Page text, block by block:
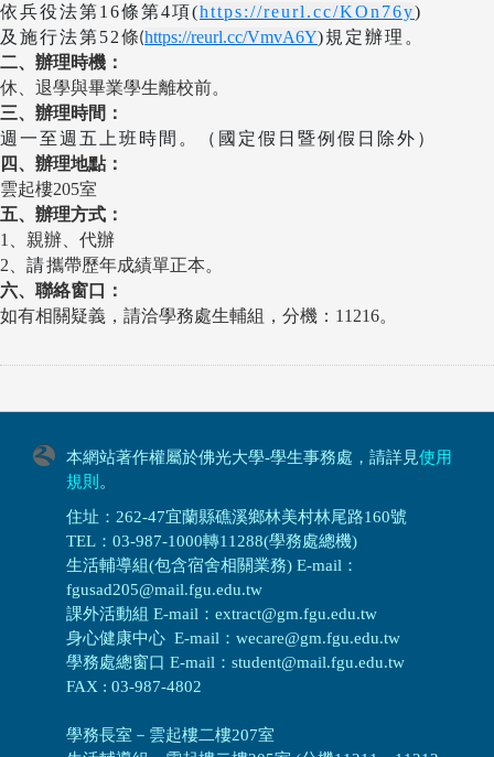
依兵役法第16條第4項(https://reurl.cc/KOn76y)
及施行法第52條(https://reurl.cc/VmvA6Y)規定辦理。
二、辦理時機：
休、退學與畢業學生離校前。
三、辦理時間：
週一至週五上班時間。（國定假日暨例假日除外）
四、辦理地點：
雲起樓205室
五、辦理方式：
1
、親辦、代辦
2
請攜帶歷年成績單正本。
六、聯絡窗口：
如有相關疑義，請洽學務處生輔組 ， 分機：11216。
本網站著作權屬於佛光大學-學生事務處，請詳見使用
規則 。
住址：262-47宜蘭縣礁溪鄉林美村林尾路160號
TEL：03-987-1000轉11288(學務處總機)
生活輔導組(包含宿舍相關業務) E-mail：
fgusad205@mail.fgu.edu.tw
課外活動組 E-mail：extract@gm.fgu.edu.tw
身心健康中心 E-mail：wecare@gm.fgu.edu.tw
學務處總窗口 E-mail：student@mail.fgu.edu.tw
FAX : 03-987-4802
學務長室－雲起樓二樓207室